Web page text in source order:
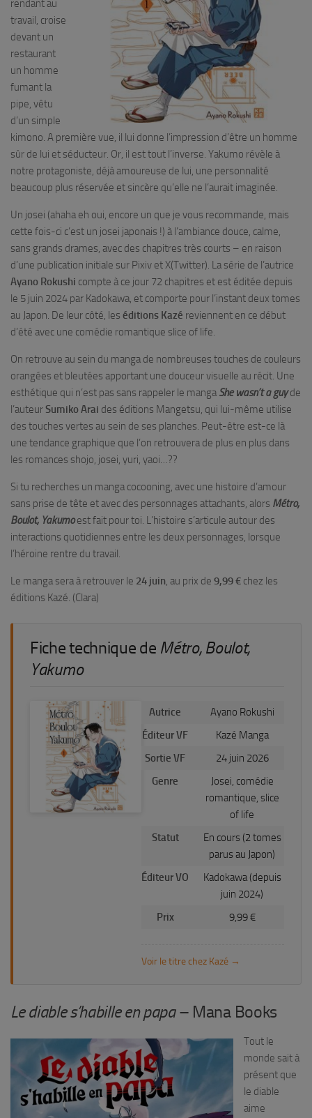
rendant au
travail, croise
devant un
restaurant
un homme
fumant la
pipe, vêtu
d’un simple
kimono. A première vue, il lui donne l’impression d’être un homme
sûr de lui et séducteur. Or, il est tout l’inverse. Yakumo révèle à
notre protagoniste, déjà amoureuse de lui, une personnalité
beaucoup plus réservée et sincère qu’elle ne l’aurait imaginée.
Un josei (ahaha eh oui, encore un que je vous recommande, mais
cette fois-ci c’est un josei japonais !) à l’ambiance douce, calme,
sans grands drames, avec des chapitres très courts – en raison
d’une publication initiale sur Pixiv et X(Twitter). La série de l’autrice
Ayano Rokushi compte à ce jour 72 chapitres et est éditée depuis
le 5 juin 2024 par Kadokawa, et comporte pour l’instant deux tomes
au Japon. De leur côté, les éditions Kazé reviennent en ce début
d’été avec une comédie romantique slice of life.
On retrouve au sein du manga de nombreuses touches de couleurs
orangées et bleutées apportant une douceur visuelle au récit. Une
esthétique qui n’est pas sans rappeler le manga She wasn’t a guyde
l’auteurSumiko Arai des éditions Mangetsu, qui lui-même utilise
des touches vertes au sein de ses planches. Peut-être est-ce là
une tendance graphique que l’on retrouvera de plus en plus dans
les romances shojo, josei, yuri, yaoi…??
Si tu recherches un manga cocooning, avec une histoire d’amour
sans prise de tête et avec des personnages attachants, alors Métro,
Boulot, Yakumoest fait pour toi. L’histoire s’articule autour des
interactions quotidiennes entre les deux personnages, lorsque
l’héroine rentre du travail.
Le manga sera à retrouver le 24 juin, au prix de 9,99 € chez les
éditions Kazé. (Clara)
Fiche technique de Métro, Boulot,
Yakumo
Autrice
Ayano Rokushi
Éditeur VF
Kazé Manga
Sortie VF
24 juin 2026
Genre
Josei, comédie
romantique, slice
of life
Statut
En cours (2 tomes
parus au Japon)
Éditeur VO
Kadokawa (depuis
juin 2024)
Prix
9,99 €
Voir le titre chez Kazé →
Le diable s’habille en papa– Mana Books
Tout le
monde sait à
présent que
le diable
aime